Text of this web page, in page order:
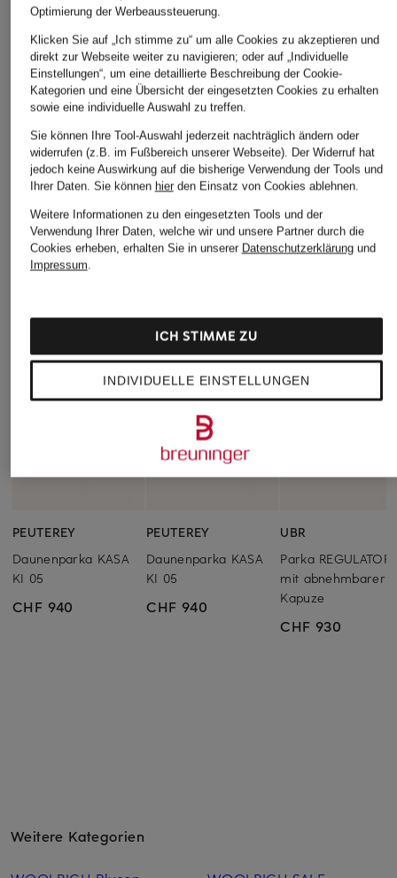
PEUTEREY
Daunenparka KASA
KI 05
CHF 940
PEUTEREY
Daunenparka KASA
KI 05
CHF 940
UBR
Parka
mit abnehmbarer
Kapuze
CHF 930
Weitere Kategorien
Optimierung der Werbeaussteuerung.
Klicken Sie auf „Ich stimme zu“ um alle Cookies zu akzeptieren und
direkt zur Webseite weiter zu navigieren; oder auf „Individuelle
Einstellungen“, um eine detaillierte Beschreibung der Cookie-
Kategorien und eine Übersicht der eingesetzten Cookies zu erhalten
sowie eine individuelle Auswahl zu treffen.
Sie können Ihre Tool-Auswahl jederzeit nachträglich ändern oder
widerrufen (z.B. im Fußbereich unserer Webseite). Der Widerruf hat
jedoch keine Auswirkung auf die bisherige Verwendung der Tools und
Ihrer Daten. Sie können hierden Einsatz von Cookies ablehnen.
Weitere Informationen zu den eingesetzten Tools und der
Verwendung Ihrer Daten, welche wir und unsere Partner durch die
Cookies erheben, erhalten Sie in unserer Datenschutzerklärungund
Impressum.
INDIVIDUELLE EINSTELLUNGEN
ICH STIMME ZU